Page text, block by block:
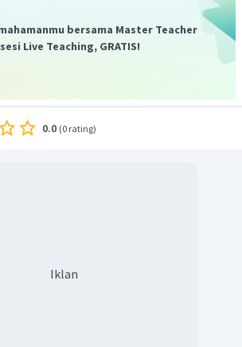
yangt tidak dimanfaatkan dengan baik.
jawaban yang tepat untuk
adalah A.
bersama Master Teacher
Live Teaching, GRATIS!
0.0 (0 rating)
Iklan